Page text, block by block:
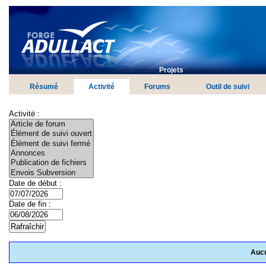
Projets
Résumé Activité Forums Outil de suivi
Activité :
Date de début :
Date de fin :